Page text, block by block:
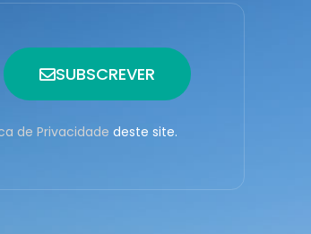
SUBSCREVER
de Privacidade deste site.